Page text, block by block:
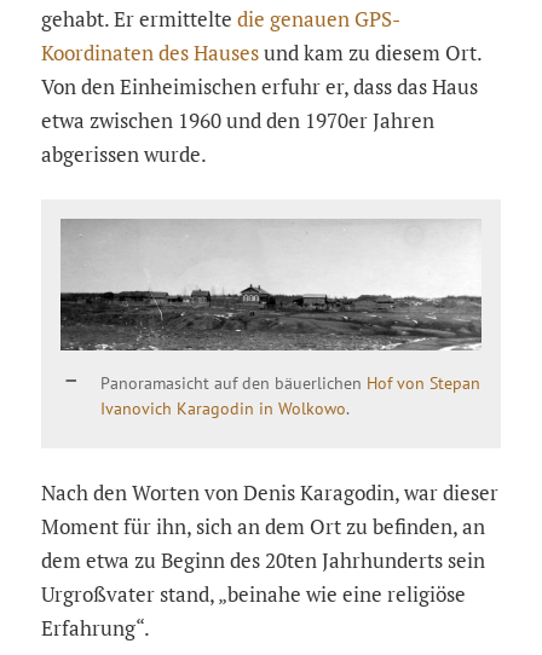
gehabt. Er ermitteltedie genauen GPS-
Koordinaten des Hausesund kam zu diesem Ort.
Von den Einheimischen erfuhr er, dass das Haus
etwa zwischen 1960 und den 1970er Jahren
abgerissen wurde.
Panoramasicht auf den bäuerlichen Hof von Stepan
Ivanovich Karagodin in Wolkowo.
Nach den Worten von Denis Karagodin, war dieser
Moment für ihn, sich an dem Ort zu befinden, an
dem etwa zu Beginn des 20ten Jahrhunderts sein
Urgroßvater stand, „beinahe wie eine religiöse
Erfahrung“.